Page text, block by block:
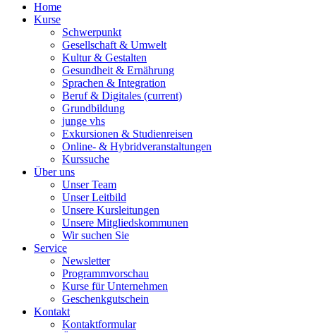
Home
Kurse
Schwerpunkt
Gesellschaft & Umwelt
Kultur & Gestalten
Gesundheit & Ernährung
Sprachen & Integration
Beruf & Digitales (current)
Grundbildung
junge vhs
Exkursionen & Studienreisen
Online- & Hybridveranstaltungen
Kurssuche
Über uns
Unser Team
Unser Leitbild
Unsere Kursleitungen
Unsere Mitgliedskommunen
Wir suchen Sie
Service
Newsletter
Programmvorschau
Kurse für Unternehmen
Geschenkgutschein
Kontakt
Kontaktformular